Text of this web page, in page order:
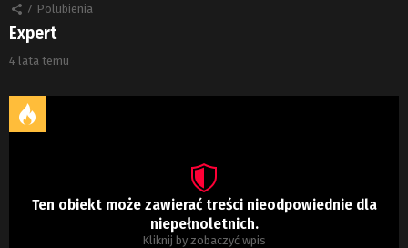
7 Polubienia
Expert
4 lata temu
Ten obiekt może zawierać treści nieodpowiednie dla
niepełnoletnich.
Kliknij by zobaczyć wpis